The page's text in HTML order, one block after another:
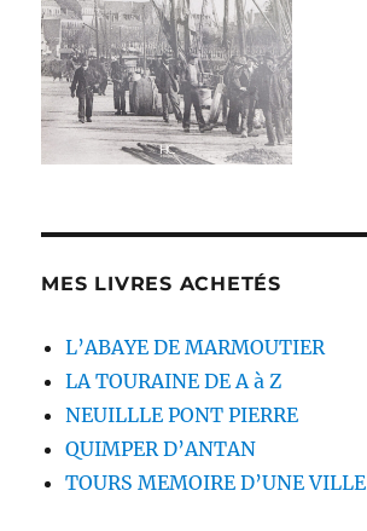
MES LIVRES ACHETÉS
L’ABAYE DE MARMOUTIER
LA TOURAINE DE A à Z
NEUILLLE PONT PIERRE
QUIMPER D’ANTAN
TOURS MEMOIRE D’UNE VILLE